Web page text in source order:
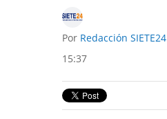
Por Redacción SIETE24
15:37